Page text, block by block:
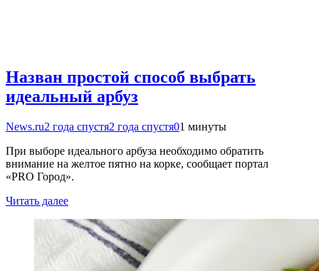
Назван простой способ выбрать
идеальный арбуз
News.ru2 года спустя2 года спустя01 минуты
При выборе идеального арбуза необходимо обратить
внимание на желтое пятно на корке, сообщает портал
«PRO Город».
Читать далее